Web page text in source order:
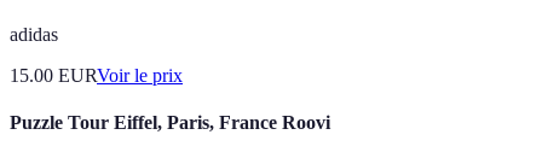
adidas
15.00 EURVoir le prix
Puzzle Tour Eiffel, Paris, France Roovi